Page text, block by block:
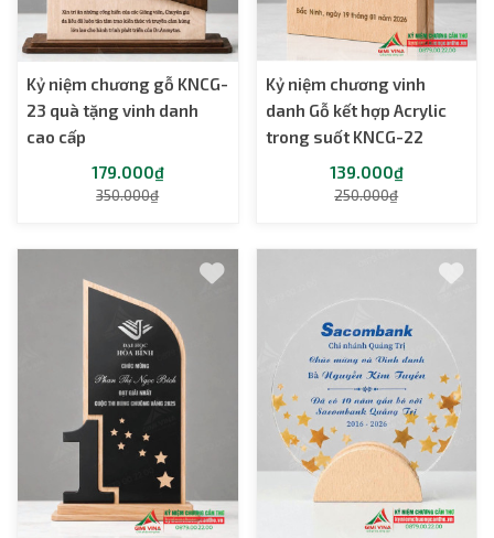
Kỷ niệm chương gỗ KNCG-
23 quà tặng vinh danh
cao cấp
179.000₫
350.000₫
Kỷ niệm chương vinh
danh Gỗ kết hợp Acrylic
trong suốt KNCG-22
139.000₫
250.000₫